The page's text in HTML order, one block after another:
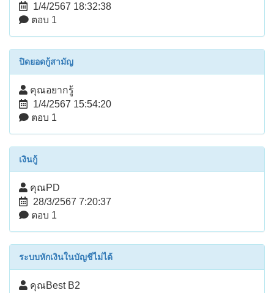
1/4/2567 18:32:38
ตอบ 1
ปิดยอดกู้สามัญ
คุณอยากรู้
1/4/2567 15:54:20
ตอบ 1
เงินกู้
คุณPD
28/3/2567 7:20:37
ตอบ 1
ระบบหักเงินในบัญชีไม่ได้
คุณBest B2